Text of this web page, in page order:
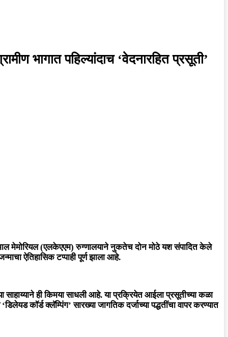
भागात पहिल्यांदाच ‘वेदनारहित प्रसूती’
मेमोरियल (एलकेएएम) रुग्णालयानेनुकतेच दोन मोठे यश संपादित केले
ऐतिहासिक टप्पाही पूर्ण झाला आहे.
साहाय्याने ही किमया साधली आहे. या प्रक्रियेत आईला प्रसूतीच्या कळा
कॉर्ड क्लॅम्पिंग’ सारख्या जागतिक दर्जाच्या पद्धतींचा वापर करण्यात